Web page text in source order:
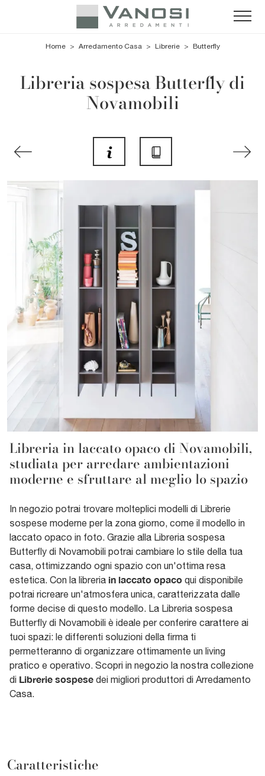
Home > Arredamento Casa > Librerie > Butterfly
Libreria sospesa Butterfly di
Novamobili
Libreria in laccato opaco di Novamobili,
studiata per arredare ambientazioni
moderne e sfruttare al meglio lo spazio
In negozio potrai trovare molteplici modelli di Librerie
sospese moderne per la zona giorno, come il modello in
laccato opaco in foto. Grazie alla Libreria sospesa
Butterfly di Novamobili potrai cambiare lo stile della tua
casa, ottimizzando ogni spazio con un'ottima resa
estetica. Con la libreria in laccato opaco qui disponibile
potrai ricreare un'atmosfera unica, caratterizzata dalle
forme decise di questo modello. La Libreria sospesa
Butterfly di Novamobili è ideale per conferire carattere ai
tuoi spazi: le differenti soluzioni della firma ti
permetteranno di organizzare ottimamente un living
pratico e operativo. Scopri in negozio la nostra collezione
di Librerie sospese dei migliori produttori di Arredamento
Casa.
Caratteristiche